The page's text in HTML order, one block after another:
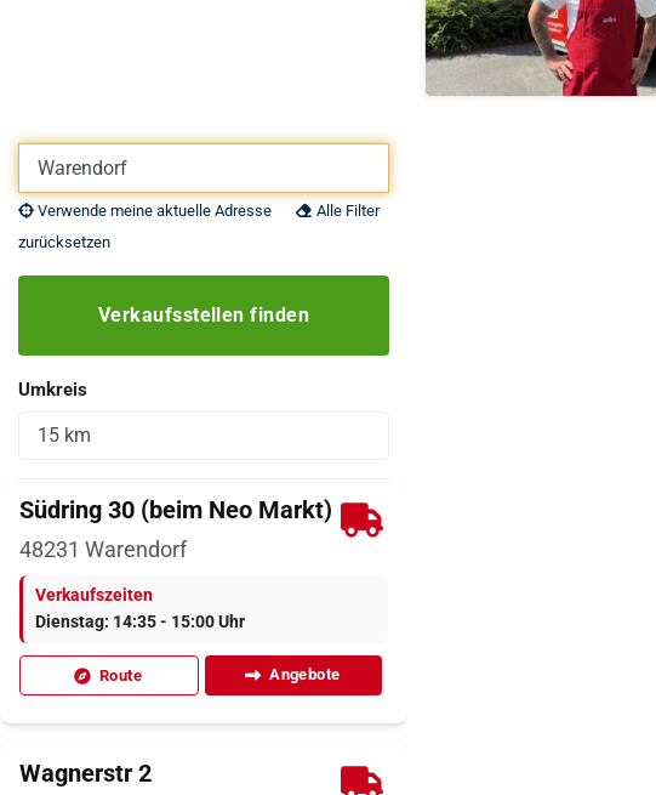
Eigene Adresse eingeben
Verwende meine aktuelle Adresse
Alle Filter
zurücksetzen
Verkaufsstellen finden
Umkreis
Südring 30 (beim Neo Markt)
48231 Warendorf
Verkaufszeiten
Dienstag: 14:35 - 15:00 Uhr
Route Angebote
Wagnerstr 2